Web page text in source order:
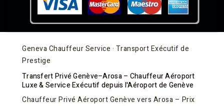
Geneva Chauffeur Service · Transport Exécutif de
Prestige
Transfert Privé Genève–Arosa – Chauffeur Aéroport
Luxe & Service Exécutif depuis l'Aéroport de Genève
Chauffeur Privé Aéroport Genève vers Arosa – Prix